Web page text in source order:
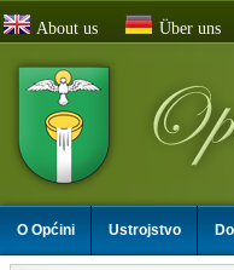
About us Über uns
O Općini Ustrojstvo